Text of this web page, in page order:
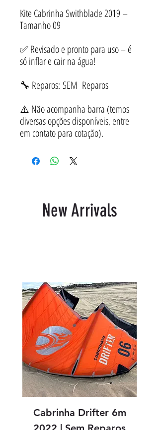
Kite Cabrinha Swithblade 2019 –
Tamanho 09
✅ Revisado e pronto para uso – é
só inflar e cair na água!
🔧 Reparos: SEM Reparos
⚠️ Não acompanha barra (temos
diversas opções disponíveis, entre
em contato para cotação).
New Arrivals
Cabrinha Drifter 6m